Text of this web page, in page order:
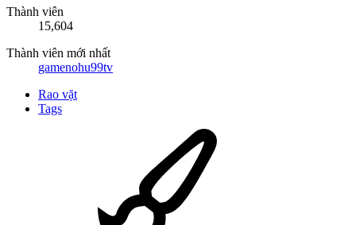
Thành viên
15,604
Thành viên mới nhất
gamenohu99tv
Rao vặt
Tags